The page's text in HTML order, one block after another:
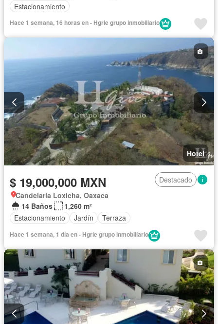
Estacionamiento
Hace 1 semana, 16 horas en - Hgrie grupo inmobiliario
Hotel
$ 19,000,000 MXN
Destacado
Candelaria Loxicha, Oaxaca
14 Baños
1,260 m²
Estacionamiento
Jardín Terraza
Hace 1 semana, 1 día en - Hgrie grupo inmobiliario